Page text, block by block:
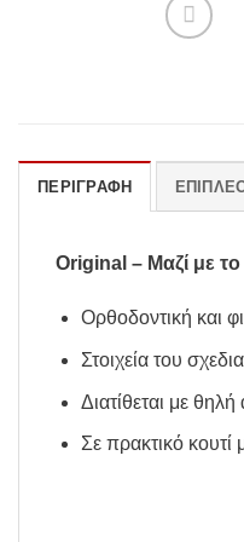
ΠΕΡΙΓΡΑΦΉ
Original – Μαζί με
Ορθοδοντική και
Στοιχεία του
Διατίθεται με
Σε πρακτικό